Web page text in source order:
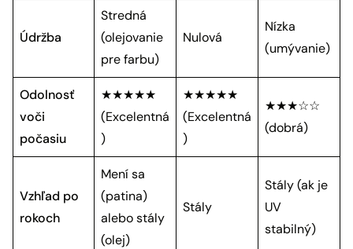
Údržba
Stredná
(olejovanie
pre farbu)
Nulová
Nízka
(umývanie)
Odolnosť
voči
počasiu
★★★★★
(Excelentná
)
★★★★★
(Excelentná
)
★★★☆☆
(dobrá)
Vzhľad po
rokoch
Mení sa
(patina)
alebo stály
(olej)
Stály
Stály (ak je
UV
stabilný)